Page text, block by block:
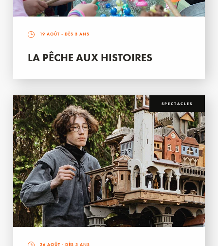
19 AOÛT - DÈS 3 ANS
LA PÊCHE AUX HISTOIRES
SPECTACLES
26 AOÛT - DÈS 3 ANS